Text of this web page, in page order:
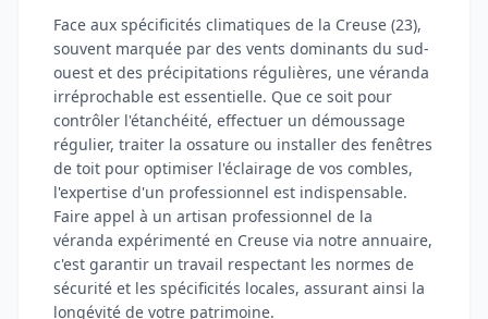
Face aux spécificités climatiques de la Creuse (23),
souvent marquée par des vents dominants du sud-
ouest et des précipitations régulières, une véranda
irréprochable est essentielle. Que ce soit pour
contrôler l'étanchéité, effectuer un démoussage
régulier, traiter la ossature ou installer des fenêtres
de toit pour optimiser l'éclairage de vos combles,
l'expertise d'un professionnel est indispensable.
Faire appel à un artisan professionnel de la
véranda expérimenté en Creuse via notre annuaire,
c'est garantir un travail respectant les normes de
sécurité et les spécificités locales, assurant ainsi la
longévité de votre patrimoine.